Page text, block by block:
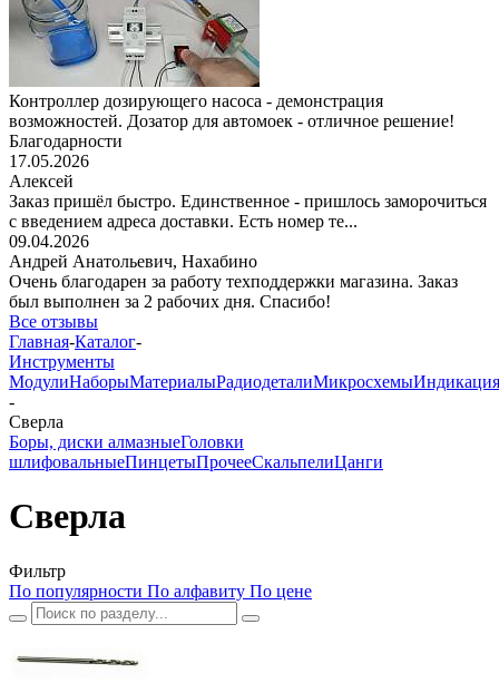
Контроллер дозирующего насоса - демонстрация
возможностей. Дозатор для автомоек - отличное решение!
Благодарности
17.05.2026
Алексей
Заказ пришёл быстро. Единственное - пришлось заморочиться
с введением адреса доставки. Есть номер те...
09.04.2026
Андрей Анатольевич, Нахабино
Очень благодарен за работу техподдержки магазина. Заказ
был выполнен за 2 рабочих дня. Спасибо!
Все отзывы
Главная-Каталог-
Инструменты
МодулиНаборыМатериалыРадиодеталиМикросхемыИндикация
-
Сверла
Боры, диски алмазныеГоловки
шлифовальныеПинцетыПрочееСкальпелиЦанги
Сверла
Фильтр
По популярности По алфавиту По цене